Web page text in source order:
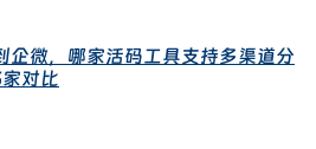
企微，哪家活码工具支持多渠道分
对比